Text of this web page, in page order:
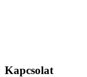
Kapcsolat